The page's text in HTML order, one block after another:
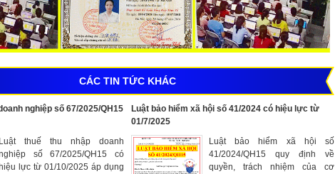
CÁC TIN TỨC KHÁC
nghiệp số 67/2025/QH15
Luật thuế thu nhập doanh
số 67/2025/QH15 có
hiệu lực từ 01/10/2025 áp dụng
Luật bảo hiểm xã hội số 41/2024 có hiệu lực từ
01/7/2025
Luật bảo hiểm xã hội số
41/2024/QH15 quy định về
quyền, trách nhiệm của cơ